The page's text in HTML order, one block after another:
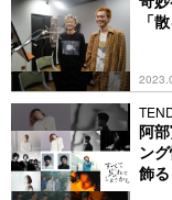
「
阿
ン
飾る